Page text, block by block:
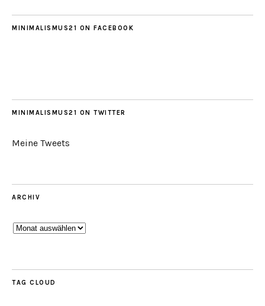
MINIMALISMUS21 ON FACEBOOK
MINIMALISMUS21 ON TWITTER
Meine Tweets
ARCHIV
Archiv
TAG CLOUD